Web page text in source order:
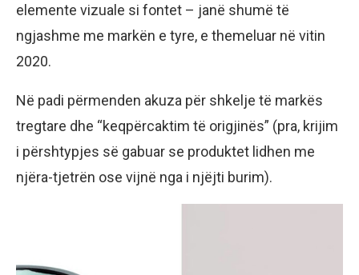
elemente vizuale si fontet – janë shumë të
ngjashme me markën e tyre, e themeluar në vitin
2020.
Në padi përmenden akuza për shkelje të markës
tregtare dhe “keqpërcaktim të origjinës” (pra, krijim
i përshtypjes së gabuar se produktet lidhen me
njëra-tjetrën ose vijnë nga i njëjti burim).